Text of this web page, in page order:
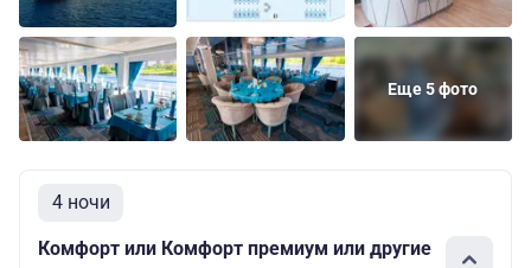
Еще 5 фото
4 ночи
Комфорт или Комфорт премиум или другие